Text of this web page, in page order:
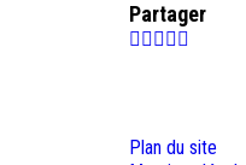
Partager
Plan du site